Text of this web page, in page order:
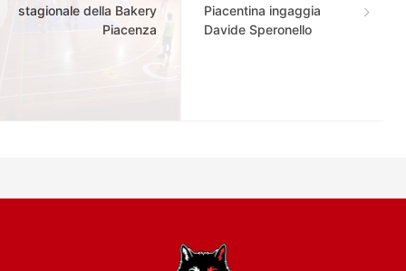
stagionale della Bakery
Piacenza
Piacentina ingaggia
Davide Speronello